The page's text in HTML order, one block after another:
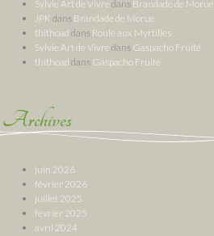
Sylvie Art de Vivre dans Brandade de Morue
JPK dans Brandade de Morue
thithoad dans Roulé aux Myrtilles
Sylvie Art de Vivre dans Gaspacho Fruité
thithoad dans Gaspacho Fruité
Archives
juin 2026
février 2026
juillet 2025
février 2025
avril 2024